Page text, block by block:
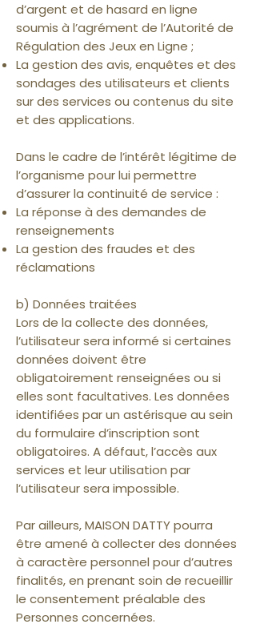
d’argent et de hasard en ligne
soumis à l’agrément de l’Autorité de
Régulation des Jeux en Ligne ;
La gestion des avis, enquêtes et des
sondages des utilisateurs et clients
sur des services ou contenus du site
et des applications.
Dans le cadre de l’intérêt légitime de
l’organisme pour lui permettre
d’assurer la continuité de service :
La réponse à des demandes de
renseignements
La gestion des fraudes et des
réclamations
b) Données traitées
Lors de la collecte des données,
l’utilisateur sera informé si certaines
données doivent être
obligatoirement renseignées ou si
elles sont facultatives. Les données
identifiées par un astérisque au sein
du formulaire d’inscription sont
obligatoires. A défaut, l’accès aux
services et leur utilisation par
l’utilisateur sera impossible.
Par ailleurs, MAISON DATTY pourra
être amené à collecter des données
à caractère personnel pour d’autres
finalités, en prenant soin de recueillir
le consentement préalable des
Personnes concernées.